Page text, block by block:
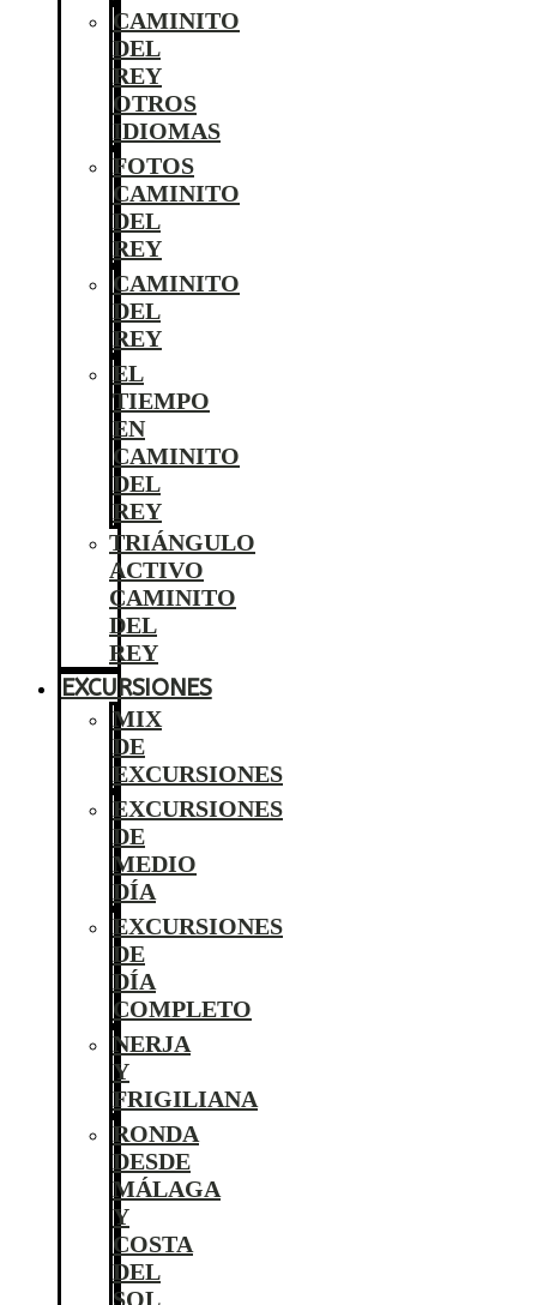
CAMINITO
DEL
REY
OTROS
IDIOMAS
FOTOS
CAMINITO
DEL
REY
CAMINITO
DEL
REY
EL
TIEMPO
EN
CAMINITO
DEL
REY
TRIÁNGULO
ACTIVO
CAMINITO
DEL
REY
EXCURSIONES
MIX
DE
EXCURSIONES
EXCURSIONES
DE
MEDIO
DÍA
EXCURSIONES
DE
DÍA
COMPLETO
NERJA
Y
FRIGILIANA
RONDA
DESDE
MÁLAGA
Y
COSTA
DEL
SOL